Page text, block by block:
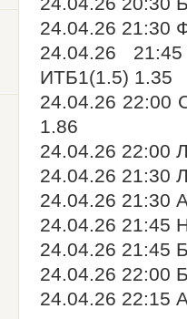
24.04.26 21:30
24.04.26
ИТБ1(1.5) 1.35
24.04.26 22:00
1.86
24.04.26 22:00
24.04.26 21:30
24.04.26 21:30
24.04.26 21:45
24.04.26 21:45
24.04.26 22:00
24.04.26 22:15